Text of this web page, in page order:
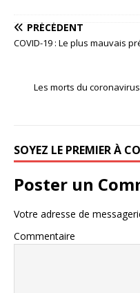
PRÉCÉDENT
COVID-19 : Le plus mauvais
Les morts du
SOYEZ LE PREMIER À
Poster un
Votre adresse de
Commentaire